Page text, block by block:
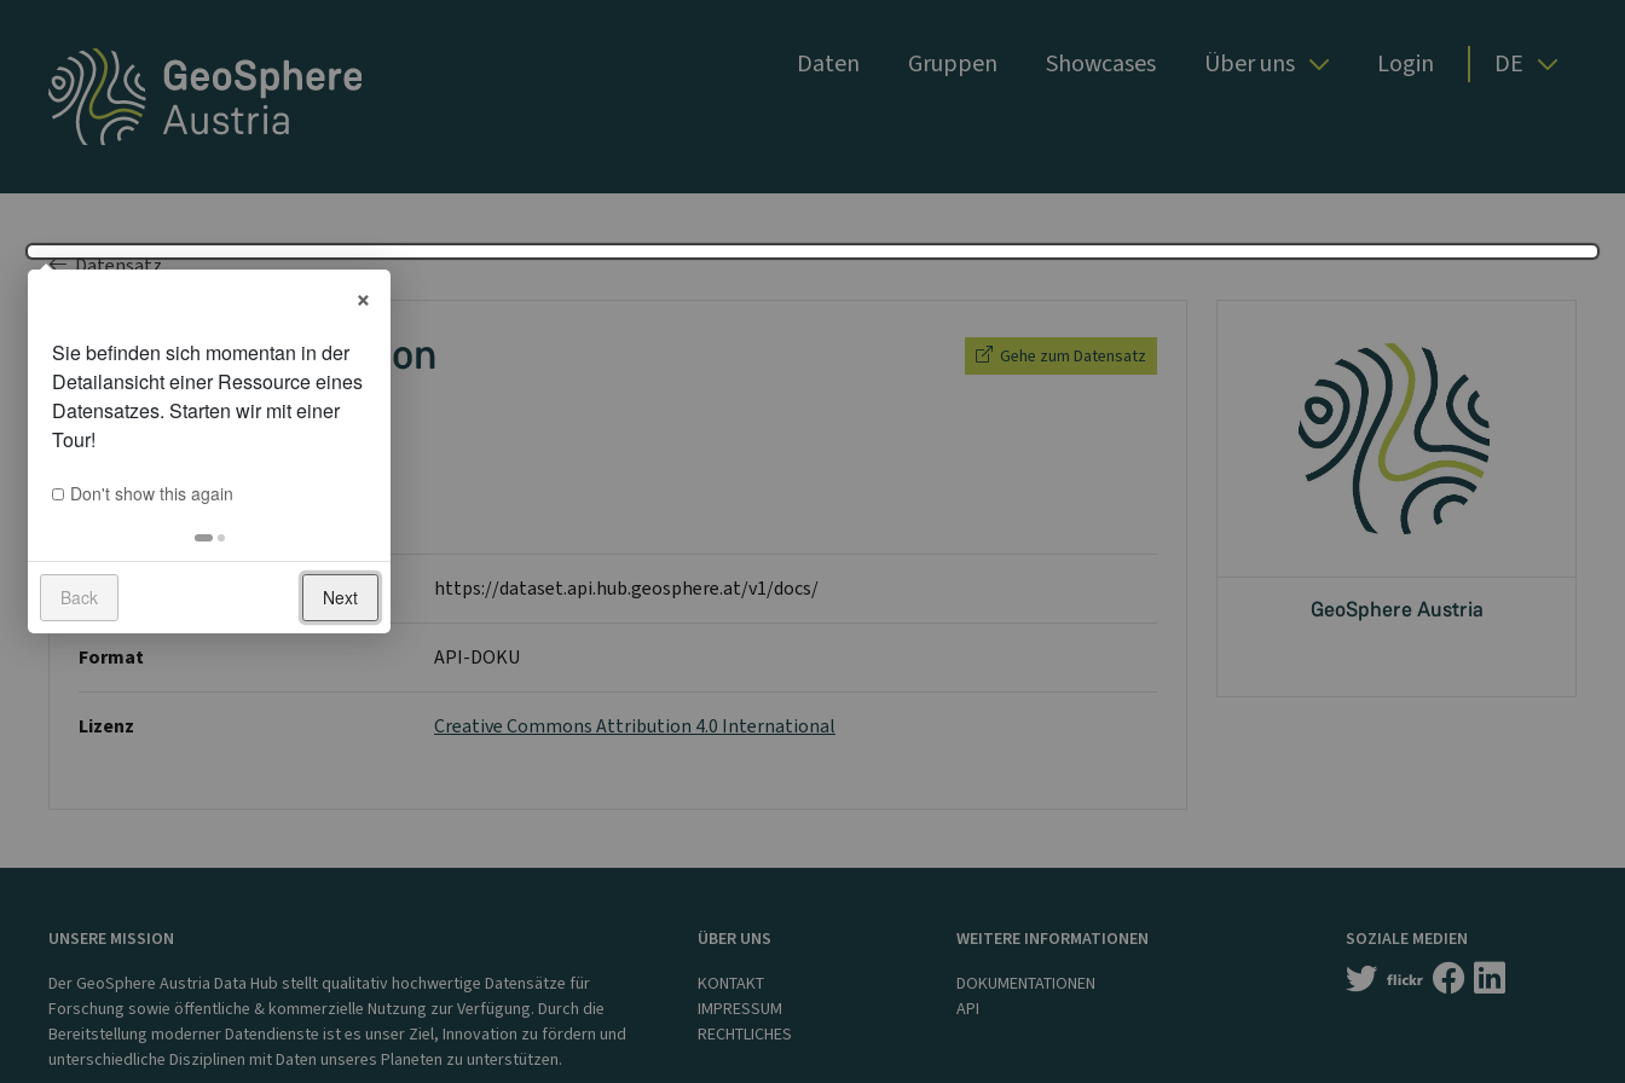
Daten Gruppen Showcases Über uns Login DE
Datensatz
API Dokumentation Gehe zum Datensatz
Metadaten
Ressource https://dataset.api.hub.geosphere.at/v1/docs/
Format API-DOKU
Lizenz Creative Commons Attribution 4.0 International
GeoSphere Austria
UNSERE MISSION
Der GeoSphere Austria Data Hub stellt qualitativ hochwertige Datensätze für
Forschung sowie öffentliche & kommerzielle Nutzung zur Verfügung. Durch die
Bereitstellung moderner Datendienste ist es unser Ziel, Innovation zu fördern und
unterschiedliche Disziplinen mit Daten unseres Planeten zu unterstützen.
ÜBER UNS
KONTAKT
IMPRESSUM
RECHTLICHES
WEITERE INFORMATIONEN
DOKUMENTATIONEN
API
SOZIALE MEDIEN
×
Don't show this again
Back Next